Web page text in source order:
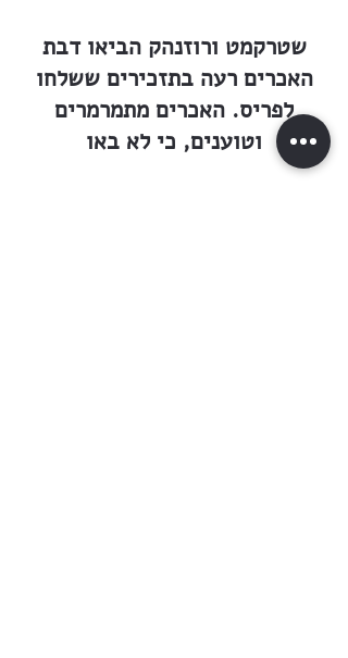
שטרקמט ורוזנהק הביאו דבת
האכרים רעה בתזכירים ששלחו
לפריס. האכרים מתמרמרים
וטוענים, כי לא באו